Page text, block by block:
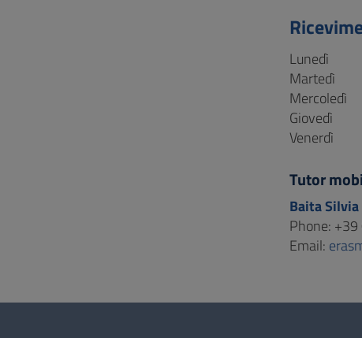
Lunedì
Martedì
Mercoledì
Giovedì
Venerdì
Tutor
Baita Silvia
Phone:
Email:
Questionnaire